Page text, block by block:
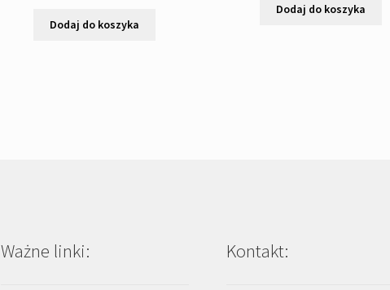
Dodaj do koszyka
Dodaj do koszyka
Ważne linki: Kontakt: